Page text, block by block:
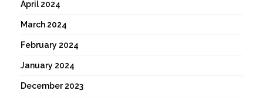
April 2024
March 2024
February 2024
January 2024
December 2023